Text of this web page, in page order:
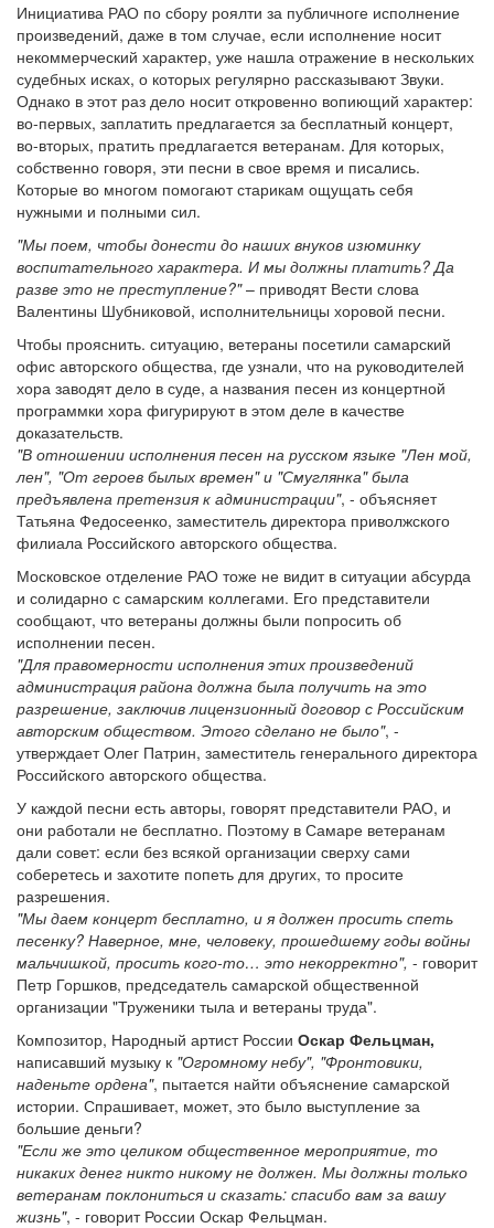
Инициатива РАО по сбору роялти за публичноге исполнение
произведений, даже в том случае, если исполнение носит
некоммерческий характер, уже нашла отражение в нескольких
судебных исках, о которых регулярно рассказывают Звуки.
Однако в этот раз дело носит откровенно вопиющий характер:
во-первых, заплатить предлагается за бесплатный концерт,
во-вторых, пратить предлагается ветеранам. Для которых,
собственно говоря, эти песни в свое время и писались.
Которые во многом помогают старикам ощущать себя
нужными и полными сил.
"Мы поем, чтобы донести до наших внуков изюминку
воспитательного характера. И мы должны платить? Да
разве это не преступление?"– приводят Вести слова
Валентины Шубниковой, исполнительницы хоровой песни.
Чтобы прояснить. ситуацию, ветераны посетили самарский
офис авторского общества, где узнали, что на руководителей
хора заводят дело в суде, а названия песен из концертной
программки хора фигурируют в этом деле в качестве
доказательств.
"В отношении исполнения песен на русском языке "Лен мой,
лен", "От героев былых времен" и "Смуглянка" была
предъявлена претензия к администрации", - объясняет
Татьяна Федосеенко, заместитель директора приволжского
филиала Российского авторского общества.
Московское отделение РАО тоже не видит в ситуации абсурда
и солидарно с самарским коллегами. Его представители
сообщают, что ветераны должны были попросить об
исполнении песен.
"Для правомерности исполнения этих произведений
администрация района должна была получить на это
разрешение, заключив лицензионный договор с Российским
авторским обществом. Этого сделано не было", -
утверждает Олег Патрин, заместитель генерального директора
Российского авторского общества.
У каждой песни есть авторы, говорят представители РАО, и
они работали не бесплатно. Поэтому в Самаре ветеранам
дали совет: если без всякой организации сверху сами
соберетесь и захотите попеть для других, то просите
разрешения.
"Мы даем концерт бесплатно, и я должен просить спеть
песенку? Наверное, мне, человеку, прошедшему годы войны
мальчишкой, просить кого-то… это некорректно", - говорит
Петр Горшков, председатель самарской общественной
организации "Труженики тыла и ветераны труда".
Композитор, Народный артист России Оскар Фельцман,
написавший музыку к "Огромному небу", "Фронтовики,
наденьте ордена", пытается найти объяснение самарской
истории. Спрашивает, может, это было выступление за
большие деньги?
"Если же это целиком общественное мероприятие, то
никаких денег никто никому не должен. Мы должны только
ветеранам поклониться и сказать: спасибо вам за вашу
жизнь", - говорит России Оскар Фельцман.